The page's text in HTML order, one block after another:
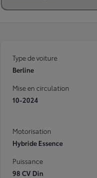
Type de voiture
Berline
Mise en circulation
10-2024
Motorisation
Hybride Essence
Puissance
98 CV Din